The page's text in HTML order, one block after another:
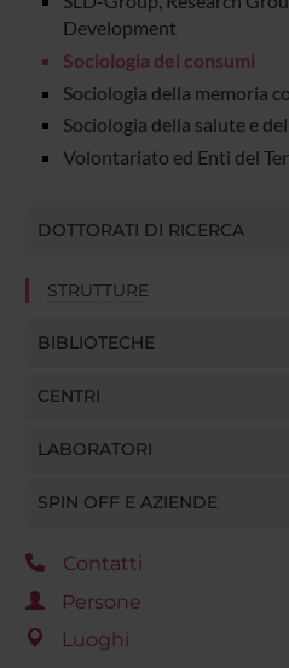
Development
Sociologia dei consumi
Sociologia della memoria
Sociologia della salute e
Volontariato ed Enti del
DOTTORATI DI RICERCA
STRUTTURE
BIBLIOTECHE
CENTRI
LABORATORI
SPIN OFF E AZIENDE
Contatti
Persone
Luoghi